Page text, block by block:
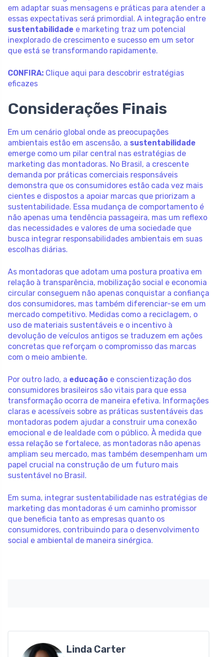
em adaptar suas mensagens e práticas para atender a
essas expectativas será primordial. A integração entre
sustentabilidade e marketing traz um potencial
inexplorado de crescimento e sucesso em um setor
que está se transformando rapidamente.
CONFIRA: Clique aqui para descobrir estratégias
eficazes
Considerações Finais
Em um cenário global onde as preocupações
ambientais estão em ascensão, a sustentabilidade
emerge como um pilar central nas estratégias de
marketing das montadoras. No Brasil, a crescente
demanda por práticas comerciais responsáveis
demonstra que os consumidores estão cada vez mais
cientes e dispostos a apoiar marcas que priorizam a
sustentabilidade. Essa mudança de comportamento é
não apenas uma tendência passageira, mas um reflexo
das necessidades e valores de uma sociedade que
busca integrar responsabilidades ambientais em suas
escolhas diárias.
As montadoras que adotam uma postura proativa em
relação à transparência, mobilização social e economia
circular conseguem não apenas conquistar a confiança
dos consumidores, mas também diferenciar-se em um
mercado competitivo. Medidas como a reciclagem, o
uso de materiais sustentáveis e o incentivo à
devolução de veículos antigos se traduzem em ações
concretas que reforçam o compromisso das marcas
com o meio ambiente.
Por outro lado, a educação e conscientização dos
consumidores brasileiros são vitais para que essa
transformação ocorra de maneira efetiva. Informações
claras e acessíveis sobre as práticas sustentáveis das
montadoras podem ajudar a construir uma conexão
emocional e de lealdade com o público. À medida que
essa relação se fortalece, as montadoras não apenas
ampliam seu mercado, mas também desempenham um
papel crucial na construção de um futuro mais
sustentável no Brasil.
Em suma, integrar sustentabilidade nas estratégias de
marketing das montadoras é um caminho promissor
que beneficia tanto as empresas quanto os
consumidores, contribuindo para o desenvolvimento
social e ambiental de maneira sinérgica.
Linda Carter